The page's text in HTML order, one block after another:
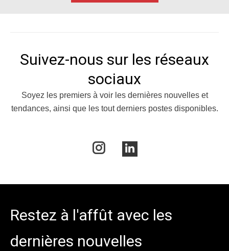
Suivez-nous sur les réseaux
sociaux
Soyez les premiers à voir les dernières nouvelles et
tendances, ainsi que les tout derniers postes disponibles.
InstagramLinkedIn
Restez à l'affût avec les
dernières nouvelles